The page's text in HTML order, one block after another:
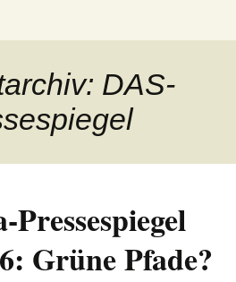
aus und mit Bezug
DAS-
Grüne Pfade?